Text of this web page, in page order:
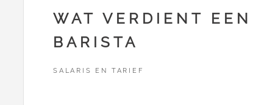
WAT VERDIENT EEN
BARISTA
SALARIS EN TARIEF